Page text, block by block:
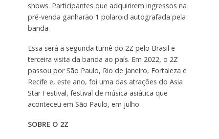
shows. Participantes que adquirirem ingressos na
pré-venda ganharão 1 polaroid autografada pela
banda.
Essa será a segunda turnê do 2Z pelo Brasil e
terceira visita da banda ao país. Em 2022, o 2Z
passou por São Paulo, Rio de Janeiro, Fortaleza e
Recife e, este ano, foi uma das atrações do Asia
Star Festival, festival de música asiática que
aconteceu em São Paulo, em julho.
SOBRE O 2Z